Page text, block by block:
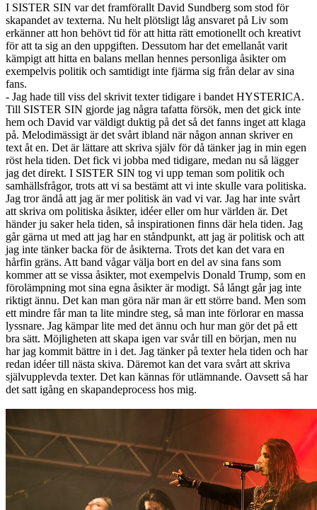
I SISTER SIN var det framförallt David Sundberg som stod för
skapandet av texterna. Nu helt plötsligt låg ansvaret på Liv som
erkänner att hon behövt tid för att hitta rätt emotionellt och kreativt
för att ta sig an den uppgiften. Dessutom har det emellanåt varit
kämpigt att hitta en balans mellan hennes personliga åsikter om
exempelvis politik och samtidigt inte fjärma sig från delar av sina
fans.
- Jag hade till viss del skrivit texter tidigare i bandet HYSTERICA.
Till SISTER SIN gjorde jag några tafatta försök, men det gick inte
hem och David var väldigt duktig på det så det fanns inget att klaga
på. Melodimässigt är det svårt ibland när någon annan skriver en
text åt en. Det är lättare att skriva själv för då tänker jag in min egen
röst hela tiden. Det fick vi jobba med tidigare, medan nu så lägger
jag det direkt. I SISTER SIN tog vi upp teman som politik och
samhällsfrågor, trots att vi sa bestämt att vi inte skulle vara politiska.
Jag tror ändå att jag är mer politisk än vad vi var. Jag har inte svårt
att skriva om politiska åsikter, idéer eller om hur världen är. Det
händer ju saker hela tiden, så inspirationen finns där hela tiden. Jag
går gärna ut med att jag har en ståndpunkt, att jag är politisk och att
jag inte tänker backa för de åsikterna. Trots det kan det vara en
hårfin gräns. Att band vågar välja bort en del av sina fans som
kommer att se vissa åsikter, mot exempelvis Donald Trump, som en
förolämpning mot sina egna åsikter är modigt. Så långt går jag inte
riktigt ännu. Det kan man göra när man är ett större band. Men som
ett mindre får man ta lite mindre steg, så man inte förlorar en massa
lyssnare. Jag kämpar lite med det ännu och hur man gör det på ett
bra sätt. Möjligheten att skapa igen var svår till en början, men nu
har jag kommit bättre in i det. Jag tänker på texter hela tiden och har
redan idéer till nästa skiva. Däremot kan det vara svårt att skriva
självupplevda texter. Det kan kännas för utlämnande. Oavsett så har
det satt igång en skapandeprocess hos mig.